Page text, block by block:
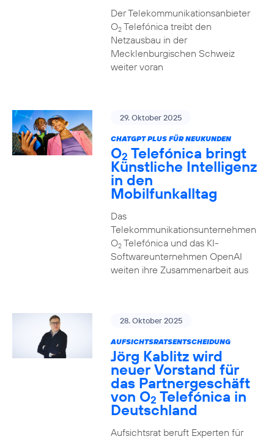
Der Telekommunikationsanbieter
O2Telefónica treibt den
Netzausbau in der
Mecklenburgischen Schweiz
weiter voran
29. Oktober 2025
CHATGPT PLUS FÜR NEUKUNDEN
O2 Telefónica bringt
Künstliche Intelligenz
in den
Mobilfunkalltag
Das
Telekommunikationsunternehmen
O2Telefónica und das KI-
Softwareunternehmen OpenAI
weiten ihre Zusammenarbeit aus
28. Oktober 2025
AUFSICHTSRATSENTSCHEIDUNG
Jörg Kablitz wird
neuer Vorstand für
das Partnergeschäft
von O2 Telefónica in
Deutschland
Aufsichtsrat beruft Experten für